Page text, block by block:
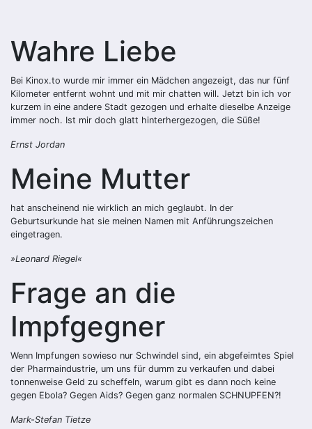
Wahre Liebe
Bei Kinox.to wurde mir immer ein Mädchen angezeigt, das nur fünf
Kilometer entfernt wohnt und mit mir chatten will. Jetzt bin ich vor
kurzem in eine andere Stadt gezogen und erhalte dieselbe Anzeige
immer noch. Ist mir doch glatt hinterhergezogen, die Süße!
Ernst Jordan
Meine Mutter
hat anscheinend nie wirklich an mich geglaubt. In der
Geburtsurkunde hat sie meinen Namen mit Anführungszeichen
eingetragen.
»Leonard Riegel«
Frage an die
Impfgegner
Wenn Impfungen sowieso nur Schwindel sind, ein abgefeimtes Spiel
der Pharmaindustrie, um uns für dumm zu verkaufen und dabei
tonnenweise Geld zu scheffeln, warum gibt es dann noch keine
gegen Ebola? Gegen Aids? Gegen ganz normalen SCHNUPFEN?!
Mark-Stefan Tietze